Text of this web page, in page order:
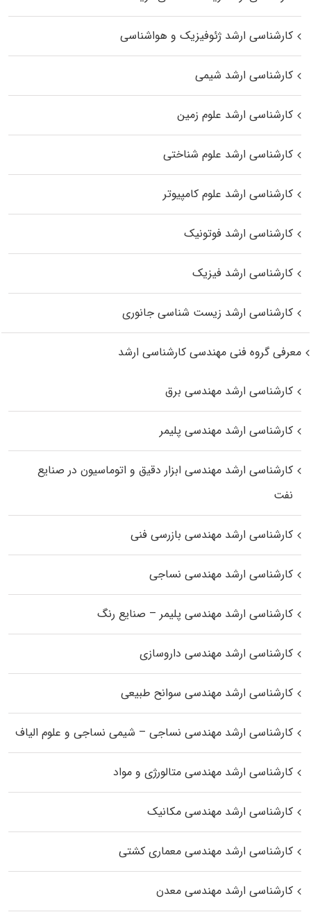
کارشناسی ارشد ژئوفیزیک و هواشناسی
کارشناسی ارشد شیمی
کارشناسی ارشد علوم زمین
کارشناسی ارشد علوم شناختی
کارشناسی ارشد علوم کامپیوتر
کارشناسی ارشد فوتونیک
کارشناسی ارشد فیزیک
کارشناسی ارشد زیست‌ شناسی جانوری
معرفی گروه فنی مهندسی کارشناسی ارشد
کارشناسی ارشد مهندسی برق
کارشناسی ارشد مهندسی پلیمر
کارشناسی ارشد مهندسی ابزار دقیق و اتوماسیون در صنایع
نفت
کارشناسی ارشد مهندسی بازرسی فنی
کارشناسی ارشد مهندسی نساجی
کارشناسی ارشد مهندسی پلیمر – صنایع رنگ
کارشناسی ارشد مهندسی داروسازی
کارشناسی ارشد مهندسی سوانح طبیعی
کارشناسی ارشد مهندسی نساجی – شیمی نساجی و علوم الیاف
کارشناسی ارشد مهندسی متالورژی و مواد
کارشناسی ارشد مهندسی مکانیک
کارشناسی ارشد مهندسی معماری کشتی
کارشناسی ارشد مهندسی معدن